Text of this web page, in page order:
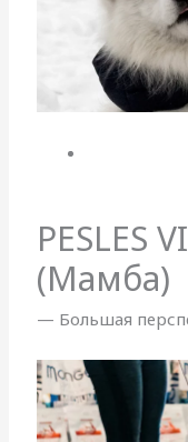
PESLES
(Мамба)
— Большая